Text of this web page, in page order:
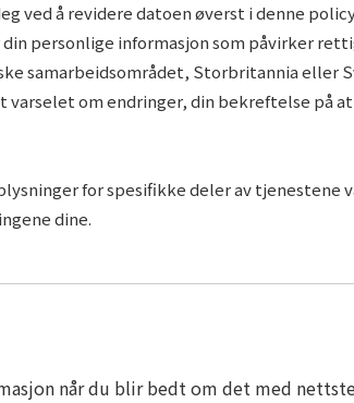
ved å revidere datoen øverst i denne
personlige informasjon som påvirker
samarbeidsområdet, Storbritannia eller
om endringer, din bekreftelse på
for spesifikke deler av tjenestene
dine.
når du blir bedt om det med